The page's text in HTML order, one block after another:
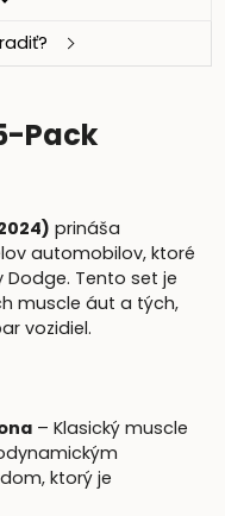
Pack
prináša
automobilov, ktoré
Dodge. Tento set je
muscle áut a tých,
vozidiel.
– Klasický muscle
ktorý je